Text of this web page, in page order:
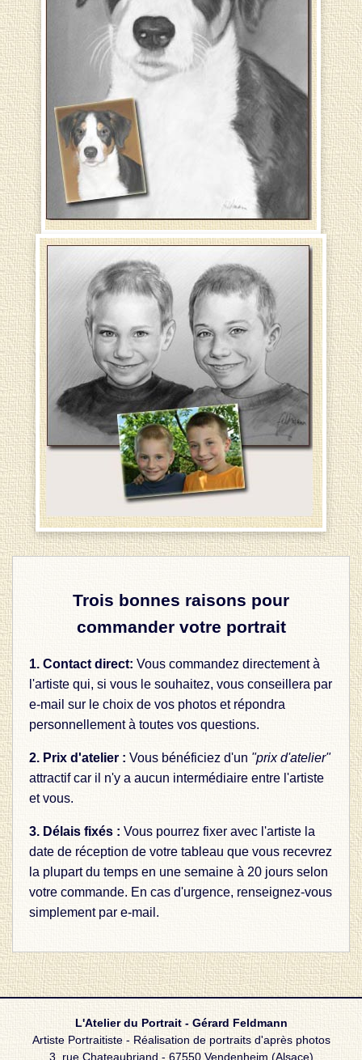
Trois bonnes raisons pour
commander votre portrait
1. Contact direct: Vous commandez directement à
l'artiste qui, si vous le souhaitez, vous conseillera par
e-mail sur le choix de vos photos et répondra
personnellement à toutes vos questions.
2. Prix d'atelier : Vous bénéficiez d'un "prix d'atelier"
attractif car il n'y a aucun intermédiaire entre l'artiste
et vous.
3. Délais fixés : Vous pourrez fixer avec l'artiste la
date de réception de votre tableau que vous recevrez
la plupart du temps en une semaine à 20 jours selon
votre commande. En cas d'urgence, renseignez-vous
simplement par e-mail.
L'Atelier du Portrait - Gérard Feldmann
Artiste Portraitiste - Réalisation de portraits d'après photos
3, rue Chateaubriand - 67550 Vendenheim (Alsace)